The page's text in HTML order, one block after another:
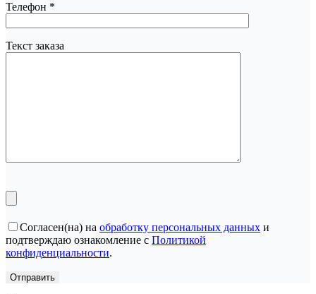
Телефон *
Текст заказа
Согласен(на) на обработку персональных данных и
подтверждаю ознакомление с Политикой
конфиденциальности.